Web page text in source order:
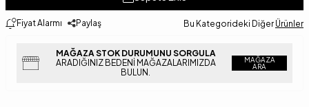
Fiyat Alarmı Paylaş Bu Kategorideki Diğer Ürünler
MAĞAZA STOK DURUMUNU SORGULA
ARADIĞINIZ BEDENI MAĞAZALARIMIZDA
BULUN.
MAĞAZA
ARA